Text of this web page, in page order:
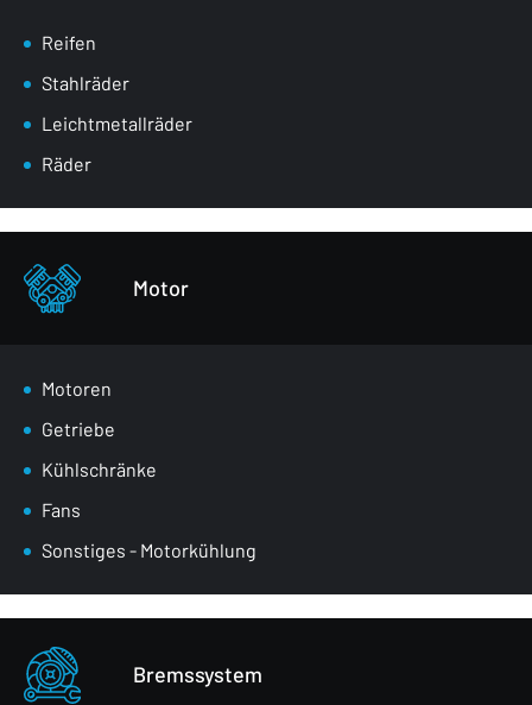
Spiegel
Masken
Radkästen
Vordere Gurte
Stoßstangen
Sonstiges - Körperteile
Reifen
Stahlräder
Leichtmetallräder
Räder
Motor
Motoren
Getriebe
Kühlschränke
Fans
Sonstiges - Motorkühlung
Bremssystem